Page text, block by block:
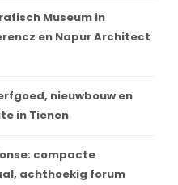
Museum in
en Napur Architect
nieuwbouw en
in Tienen
compacte
achthoekig forum